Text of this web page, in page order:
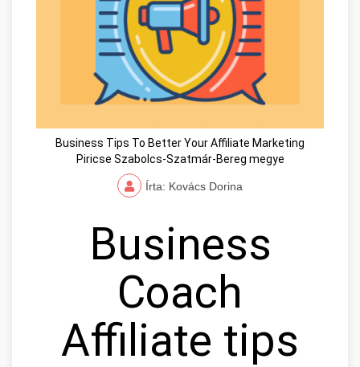
Business Tips To Better Your Affiliate Marketing
Piricse Szabolcs-Szatmár-Bereg megye
Írta: Kovács Dorina
Business
Coach
Affiliate tips